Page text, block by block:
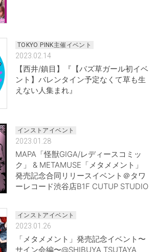
TOKYO PINK主催イベント
2023.02.14
【西井/鎮目】『【バズ草ガール初イベ
ント】バレンタイン予定なくて草も生
えない人集まれ』
インストアイベント
2023.01.28
MAPA「怪獣GIGA/レディースコミッ
ク」 & METAMUSE「メタメメント」
発売記念合同リリースイベント＠タワ
ーレコード渋谷店B1F CUTUP STUDIO
インストアイベント
2023.01.26
「メタメメント」発売記念イベント〜
サイン会編〜@SHIBUYA TSUTAYA